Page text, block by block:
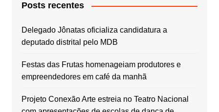
Posts recentes
Delegado Jônatas oficializa candidatura a
deputado distrital pelo MDB
Festas das Frutas homenageiam produtores e
empreendedores em café da manhã
Projeto Conexão Arte estreia no Teatro Nacional